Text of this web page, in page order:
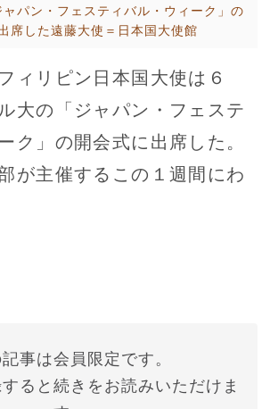
パン・フェスティバル・ウィーク」の
席した遠藤大使＝日本国大使館
ィリピン日本国大使は６
大の「ジャパン・フェステ
ク」の開会式に出席した。
が主催するこの１週間にわ
事は会員限定です。
ると続きをお読みいただけま